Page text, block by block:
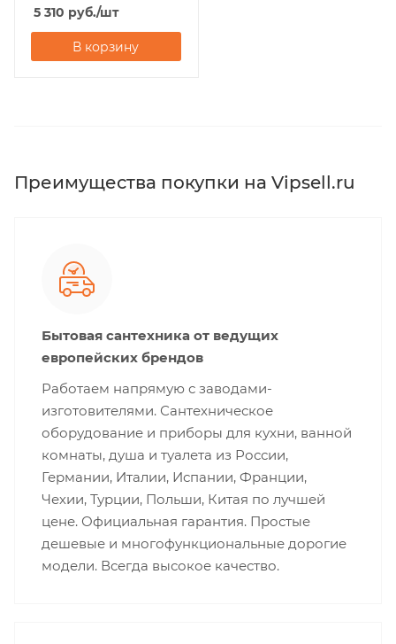
5 310 руб./шт
В корзину
Преимущества покупки на Vipsell.ru
Бытовая сантехника от ведущих
европейских брендов
Работаем напрямую с заводами-
изготовителями. Сантехническое
оборудование и приборы для кухни, ванной
комнаты, душа и туалета из России,
Германии, Италии, Испании, Франции,
Чехии, Турции, Польши, Китая по лучшей
цене. Официальная гарантия. Простые
дешевые и многофункциональные дорогие
модели. Всегда высокое качество.